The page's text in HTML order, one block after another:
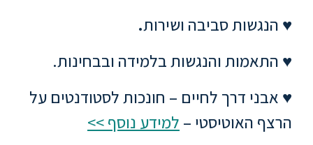
ראשון
היחידה
אנגלית
♥ הנגשות סביבה ושירות.
♥ התאמות והנגשות בלמידה ובבחינות.
♥ אבני דרך לחיים – חונכות לסטודנטים על
הרצף האוטיסטי – למידע נוסף >>